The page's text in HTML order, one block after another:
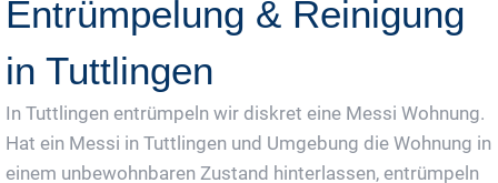
Entrümpelung & Reinigung
in Tuttlingen
In Tuttlingen entrümpeln wir diskret eine Messi Wohnung.
Hat ein Messi in Tuttlingen und Umgebung die Wohnung in
einem unbewohnbaren Zustand hinterlassen, entrümpeln